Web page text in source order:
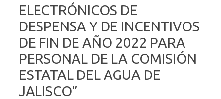
ELECTRÓNICOS DE
DESPENSA Y DE INCENTIVOS
DE FIN DE AÑO 2022 PARA
PERSONAL DE LA COMISIÓN
ESTATAL DEL AGUA DE
JALISCO”